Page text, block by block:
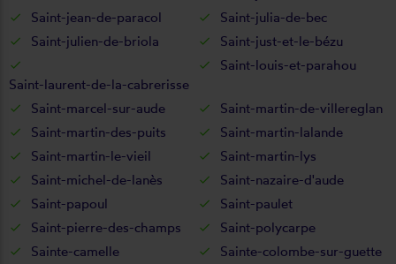
Saint-jean-de-paracol
Saint-julia-de-bec
Saint-julien-de-briola
Saint-just-et-le-bézu
Saint-laurent-de-la-cabrerisse
Saint-louis-et-parahou
Saint-marcel-sur-aude
Saint-martin-de-villereglan
Saint-martin-des-puits
Saint-martin-lalande
Saint-martin-le-vieil
Saint-martin-lys
Saint-michel-de-lanès
Saint-nazaire-d'aude
Saint-papoul
Saint-paulet
Saint-pierre-des-champs
Saint-polycarpe
Sainte-camelle
Sainte-colombe-sur-guette